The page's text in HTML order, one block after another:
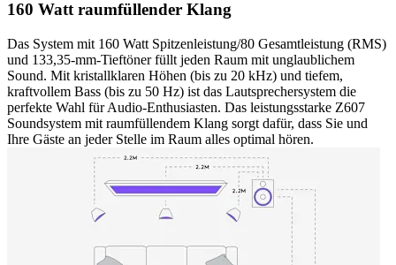
160 Watt raumfüllender Klang
Das System mit 160 Watt Spitzenleistung/80 Gesamtleistung (RMS)
und 133,35-mm-Tieftöner füllt jeden Raum mit unglaublichem
Sound. Mit kristallklaren Höhen (bis zu 20 kHz) und tiefem,
kraftvollem Bass (bis zu 50 Hz) ist das Lautsprechersystem die
perfekte Wahl für Audio-Enthusiasten. Das leistungsstarke Z607
Soundsystem mit raumfüllendem Klang sorgt dafür, dass Sie und
Ihre Gäste an jeder Stelle im Raum alles optimal hören.